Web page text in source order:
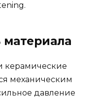
материала
керамические
механическим
давление